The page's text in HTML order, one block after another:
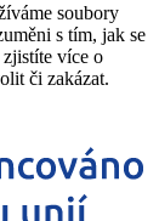
soubory
s tím, jak se
zjistíte více o
či zakázat.